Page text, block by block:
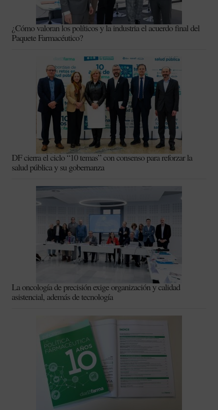
¿Cómo valoran los políticos y la industria el acuerdo final del
Paquete Farmacéutico?
DF cierra el ciclo “10 temas” con consenso para reforzar la
salud pública y su gobernanza
La oncología de precisión exige organización y calidad
asistencial, además de tecnología